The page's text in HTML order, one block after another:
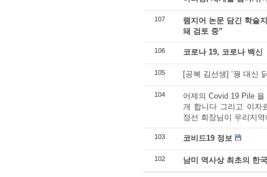
107
램지어 논문 담긴 학술
돼 검토 중”
106 코로나 19, 코로나 백신
105 [공복 김선생] ‘꿩 대신
104
어제의 Covid 19 Pile
개 합니다 그리고 이자
정선 회장님이 우리지
103 코비드19 정보
102 남미 역사상 최초의 한